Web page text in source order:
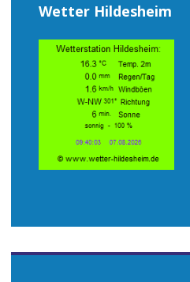
Wetter Hildesheim